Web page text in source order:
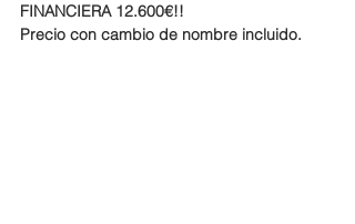
FINANCIERA 12.600€!!
Precio con cambio de nombre incluido.